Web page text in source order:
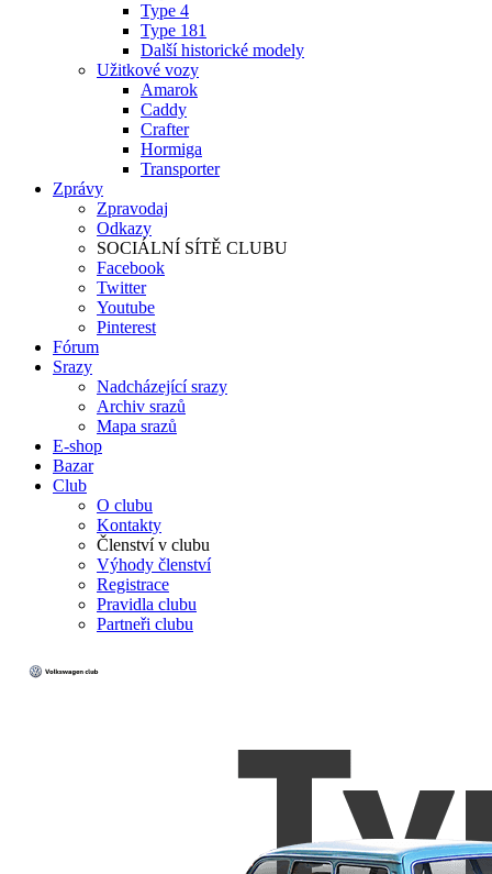
Type 4
Type 181
Další historické modely
Užitkové vozy
Amarok
Caddy
Crafter
Hormiga
Transporter
Zprávy
Zpravodaj
Odkazy
SOCIÁLNÍ SÍTĚ CLUBU
Facebook
Twitter
Youtube
Pinterest
Fórum
Srazy
Nadcházející srazy
Archiv srazů
Mapa srazů
E-shop
Bazar
Club
O clubu
Kontakty
Členství v clubu
Výhody členství
Registrace
Pravidla clubu
Partneři clubu